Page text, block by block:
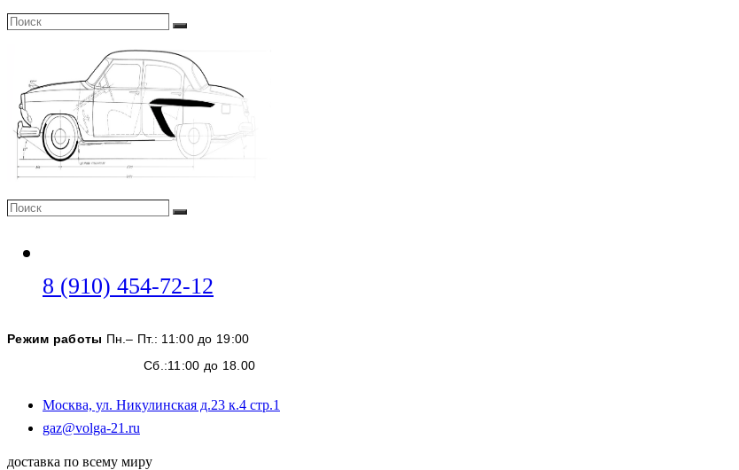
Поиск
Поиск
Поиск
Поиск
8 (910) 454-72-12
вашем
приложении
Режим работы Пн.– Пт.: 11:00 до 19:00
Сб.:11:00 до 18.00
Москва, ул. Никулинская д.23 к.4 стр.1
gaz@volga-21.ru
вашем
доставка по всему миру